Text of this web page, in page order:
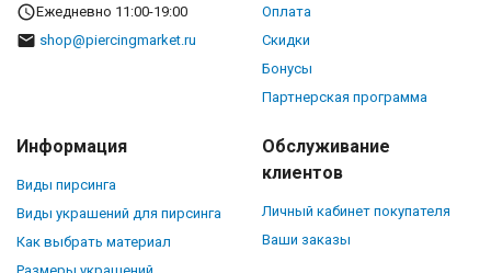
Ежедневно 11:00-19:00
shop@piercingmarket.ru
Оплата
Скидки
Бонусы
Партнерская программа
Информация
Виды пирсинга
Виды украшений для пирсинга
Как выбрать материал
Обслуживание
клиентов
Личный кабинет покупателя
Ваши заказы